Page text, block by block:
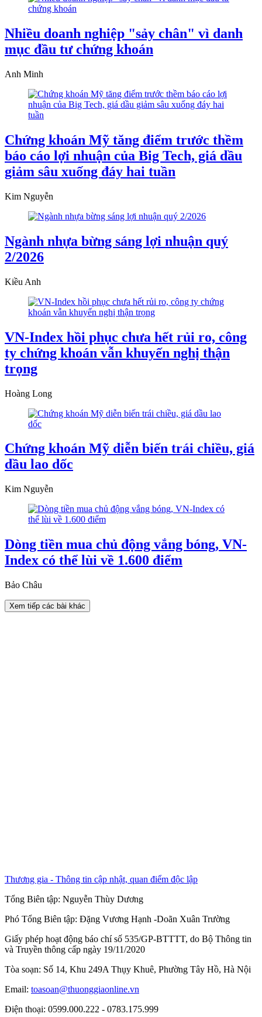
Nhiều doanh nghiệp "sảy chân" vì danh
mục đầu tư chứng khoán
Anh Minh
Chứng khoán Mỹ tăng điểm trước thềm
báo cáo lợi nhuận của Big Tech, giá dầu
giảm sâu xuống đáy hai tuần
Kim Nguyễn
Ngành nhựa bừng sáng lợi nhuận quý
2/2026
Kiều Anh
VN-Index hồi phục chưa hết rủi ro, công
ty chứng khoán vẫn khuyến nghị thận
trọng
Hoàng Long
Chứng khoán Mỹ diễn biến trái chiều, giá
dầu lao dốc
Kim Nguyễn
Dòng tiền mua chủ động vắng bóng, VN-
Index có thể lùi về 1.600 điểm
Bảo Châu
Xem tiếp các bài khác
Thương gia - Thông tin cập nhật, quan điểm độc lập
Tổng Biên tập: Nguyễn Thùy Dương
Phó Tổng Biên tập: Đặng Vương Hạnh -Doãn Xuân Trường
Giấy phép hoạt động báo chí số 535/GP-BTTTT, do Bộ Thông tin
và Truyền thông cấp ngày 19/11/2020
Tòa soạn: Số 14, Khu 249A Thụy Khuê, Phường Tây Hồ, Hà Nội
Email: toasoan@thuonggiaonline.vn
Điện thoại: 0599.000.222 - 0783.175.999